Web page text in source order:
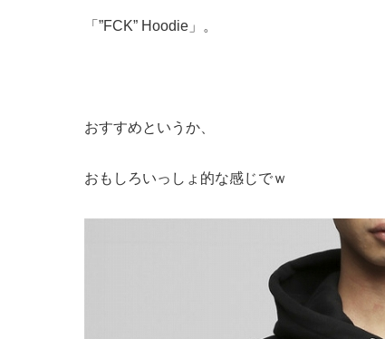
「”FCK” Hoodie」。
おすすめというか、
おもしろいっしょ的な感じでｗ